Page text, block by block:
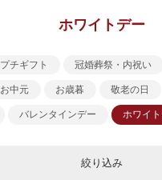
ホワイトデー
プチギフト 冠婚葬祭・内祝い
お中元 お歳暮 敬老の日
バレンタインデー ホワイ
絞り込み